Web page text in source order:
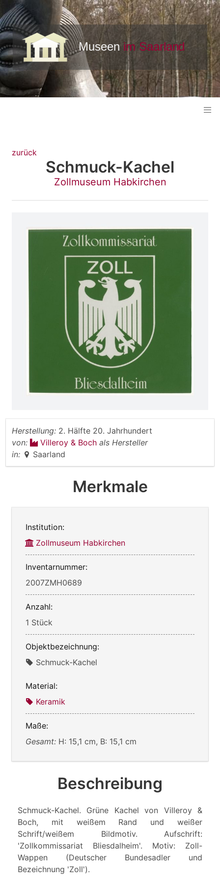
zurück
Schmuck-Kachel
Zollmuseum Habkirchen
Herstellung: 2. Hälfte 20. Jahrhundert
von:
Villeroy & Boch als Hersteller
in:
Saarland
Merkmale
Institution:
Zollmuseum Habkirchen
Inventarnummer:
2007ZMH0689
Anzahl:
1 Stück
Objektbezeichnung:
Schmuck-Kachel
Material:
Keramik
Maße:
Gesamt: H: 15,1 cm, B: 15,1 cm
Beschreibung
Schmuck-Kachel. Grüne Kachel von Villeroy &
Boch, mit weißem Rand und weißer
Schrift/weißem Bildmotiv. Aufschrift:
'Zollkommissariat Bliesdalheim'. Motiv: Zoll-
Wappen (Deutscher Bundesadler und
Bezeichnung 'Zoll').